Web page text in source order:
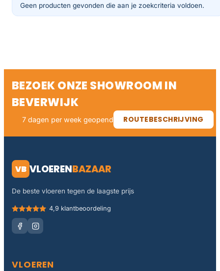
Geen producten gevonden die aan je zoekcriteria voldoen.
BEZOEK ONZE SHOWROOM IN
BEVERWIJK
7 dagen per week geopend ROUTEBESCHRIJVING
VB VLOERENBAZAAR
De beste vloeren tegen de laagste prijs
4,9 klantbeoordeling
VLOEREN